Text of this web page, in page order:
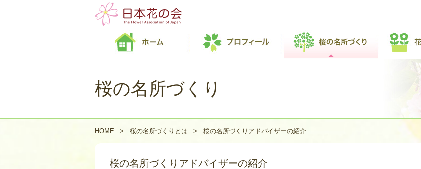
桜の名所づくり
HOME > 桜の名所づくりとは > 桜の名所づくりアドバイザーの紹介
桜の名所づくりアドバイザーの紹介